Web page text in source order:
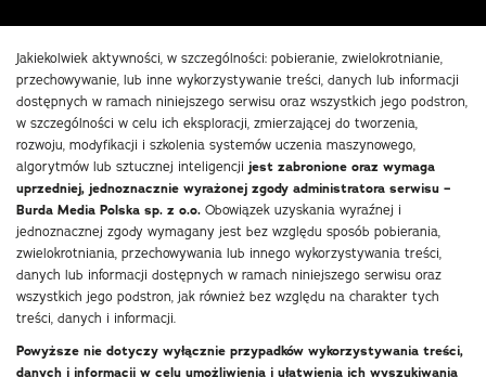
Jakiekolwiek aktywności, w szczególności: pobieranie, zwielokrotnianie,
przechowywanie, lub inne wykorzystywanie treści, danych lub informacji
dostępnych w ramach niniejszego serwisu oraz wszystkich jego podstron,
w szczególności w celu ich eksploracji, zmierzającej do tworzenia,
rozwoju, modyfikacji i szkolenia systemów uczenia maszynowego,
algorytmów lub sztucznej inteligencji jest zabronione oraz wymaga
uprzedniej, jednoznacznie wyrażonej zgody administratora serwisu –
Burda Media Polska sp. z o.o. Obowiązek uzyskania wyraźnej i
jednoznacznej zgody wymagany jest bez względu sposób pobierania,
zwielokrotniania, przechowywania lub innego wykorzystywania treści,
danych lub informacji dostępnych w ramach niniejszego serwisu oraz
wszystkich jego podstron, jak również bez względu na charakter tych
treści, danych i informacji.
Powyższe nie dotyczy wyłącznie przypadków wykorzystywania treści,
danych i informacji w celu umożliwienia i ułatwienia ich wyszukiwania